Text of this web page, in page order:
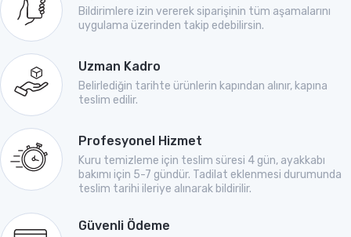
Bildirimlere izin vererek siparişinin tüm aşamalarını
uygulama üzerinden takip edebilirsin.
Uzman Kadro
Belirlediğin tarihte ürünlerin kapından alınır, kapına
teslim edilir.
Profesyonel Hizmet
Kuru temizleme için teslim süresi 4 gün, ayakkabı
bakımı için 5-7 gündür. Tadilat eklenmesi durumunda
teslim tarihi ileriye alınarak bildirilir.
Güvenli Ödeme